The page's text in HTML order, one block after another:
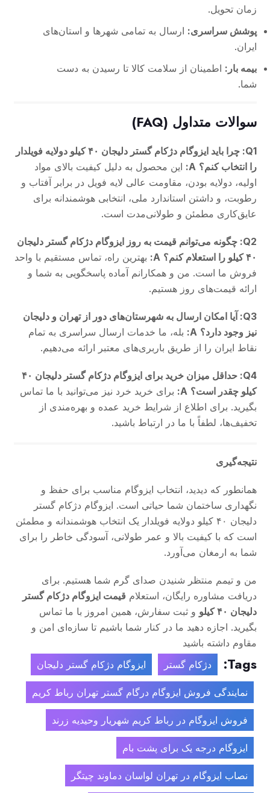
زمان تحویل.
پوشش سراسری: ارسال به تمامی شهرها و استان‌های
ایران.
بیمه بار: اطمینان از سلامت کالا تا رسیدن به دست
شما.
سوالات متداول (FAQ)
Q1: چرا باید ایزوگام دژکام گستر دلیجان ۴۰ کیلو دولایه فویلدار
را انتخاب کنم؟ A: این محصول به دلیل کیفیت بالای مواد
اولیه، دولایه بودن، مقاومت عالی لایه فویل در برابر آفتاب و
رطوبت، و داشتن استاندارد ملی، انتخابی هوشمندانه برای
عایق‌کاری مطمئن و طولانی‌مدت است.
Q2: چگونه می‌توانم قیمت به روز ایزوگام دژکام گستر دلیجان
۴۰ کیلو را استعلام کنم؟
A: بهترین راه، تماس مستقیم با واحد
فروش ما است. من و همکارانم آماده پاسخگویی به شما و
ارائه قیمت‌های روز هستیم.
Q3: آیا امکان ارسال به شهرستان‌های دور از تهران و دلیجان
نیز وجود دارد؟ A: بله، ما خدمات ارسال سراسری به تمام
نقاط ایران را از طریق باربری‌های معتبر ارائه می‌دهیم.
Q4: حداقل میزان خرید برای ایزوگام دژکام گستر دلیجان ۴۰
کیلو چقدر است؟ A: برای خرید خرد نیز می‌توانید با ما تماس
بگیرید. برای اطلاع از شرایط خرید عمده و بهره‌مندی از
تخفیف‌ها، لطفاً با ما در ارتباط باشید.
نتیجه‌گیری
همانطور که دیدید، انتخاب ایزوگام مناسب برای حفظ و
نگهداری ساختمان شما حیاتی است. ایزوگام دژکام گستر
دلیجان ۴۰ کیلو دولایه فویلدار یک انتخاب هوشمندانه و مطمئن
است که با کیفیت بالا و عمر طولانی، آسودگی خاطر را برای
شما به ارمغان می‌آورد.
من و تیمم منتظر شنیدن صدای گرم شما هستیم. برای
دریافت مشاوره رایگان، استعلام قیمت ایزوگام دژکام گستر
دلیجان ۴۰ کیلو
و ثبت سفارش، همین امروز با ما تماس
بگیرید. اجازه دهید ما در کنار شما باشیم تا سازه‌ای امن و
مقاوم داشته باشید
Tags: دژکام گستر ایزوگام دژکام گستر دلیجان
نمایندگی فروش ایزوگام درگام گستر تهران رباط کریم
فروش ایزوگام در رباط کریم شهریار وحیدیه زرند
ایزوگام درجه یک برای پشت بام
نصاب ایزوگام در تهران لواسان دماوند چیتگر